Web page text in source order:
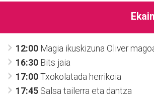
12:00 Magia ikuskizuna Oliver
16:30 Bits jaia
17:00 Txokolatada herrikoia
17:45 Salsa tailerra eta dantza